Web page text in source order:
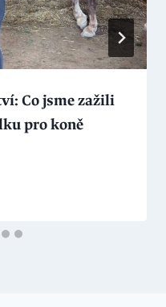
Co jsme zažili
pro koně